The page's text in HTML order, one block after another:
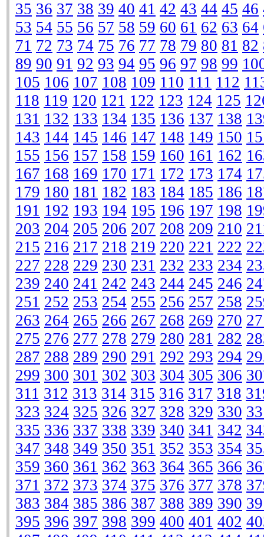
35 36 37 38 39 40 41 42 43 44 45 46
53 54 55 56 57 58 59 60 61 62 63 64
71 72 73 74 75 76 77 78 79 80 81 82
89 90 91 92 93 94 95 96 97 98 99
105 106 107 108 109 110 111 112
118 119 120 121 122 123 124 125
131 132 133 134 135 136 137 138
143 144 145 146 147 148 149 150
155 156 157 158 159 160 161 162
167 168 169 170 171 172 173 174
179 180 181 182 183 184 185 186
191 192 193 194 195 196 197 198
203 204 205 206 207 208 209 210
215 216 217 218 219 220 221 222
227 228 229 230 231 232 233 234
239 240 241 242 243 244 245 246
251 252 253 254 255 256 257 258
263 264 265 266 267 268 269 270
275 276 277 278 279 280 281 282
287 288 289 290 291 292 293 294
299 300 301 302 303 304 305 306
311 312 313 314 315 316 317 318
323 324 325 326 327 328 329 330
335 336 337 338 339 340 341 342
347 348 349 350 351 352 353 354
359 360 361 362 363 364 365 366
371 372 373 374 375 376 377 378
383 384 385 386 387 388 389 390
395 396 397 398 399 400 401 402